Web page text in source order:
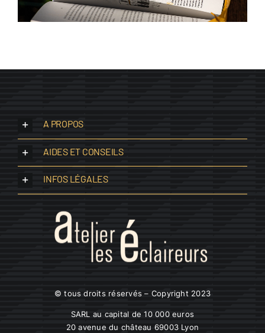
A PROPOS
AIDES ET CONSEILS
INFOS LÉGALES
© tous droits réservés – Copyright 2023
SARL au capital de 10 000 euros
20 avenue du château 69003 Lyon